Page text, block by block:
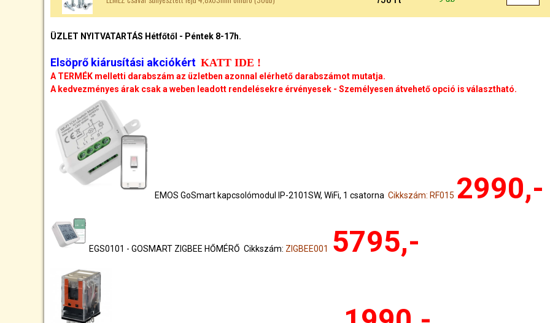
ÜZLET NYITVATARTÁS Hétfőtől - Péntek 8-17h.
Elsöprő kiárusítási akciókért KATT IDE !
A TERMÉK melletti darabszám az üzletben azonnal elérhető darabszámot mutatja.
A kedvezményes árak csak a weben leadott rendelésekre érvényesek - Személyesen átvehető opció is választható.
EMOS GoSmart kapcsolómodul IP-2101SW, WiFi, 1 csatorna Cikkszám: RF015 2990,-
EGS0101 - GOSMART ZIGBEE HŐMÉRŐ Cikkszám: ZIGBEE001 5795,-